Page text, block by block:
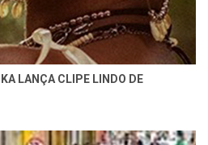
LANÇA CLIPE LINDO DE